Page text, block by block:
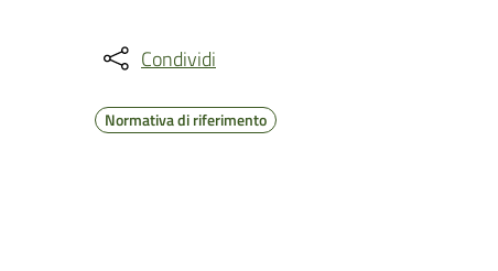
Condividi
Normativa di riferimento